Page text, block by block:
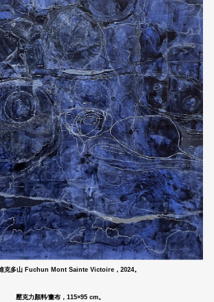
克多山 Fuchun Mont Sainte Victoire，2024。
壓克力顏料∕畫布，115×95 cm。